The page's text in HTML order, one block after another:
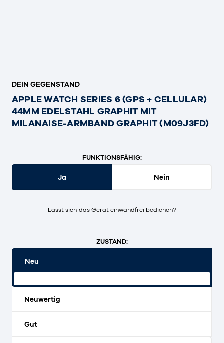
DEIN GEGENSTAND
APPLE WATCH SERIES 6 (GPS + CELLULAR)
44MM EDELSTAHL GRAPHIT MIT
MILANAISE-ARMBAND GRAPHIT (M09J3FD)
FUNKTIONSFÄHIG:
Ja Nein
Lässt sich das Gerät einwandfrei bedienen?
ZUSTAND:
Neu
Neuwertig
Gut